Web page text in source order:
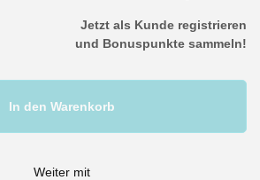
Jetzt als Kunde registrieren
und Bonuspunkte sammeln!
In den Warenkorb
Weiter mit